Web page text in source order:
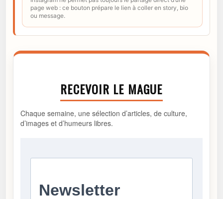
page web : ce bouton prépare le lien à coller en story, bio
ou message.
RECEVOIR LE MAGUE
Chaque semaine, une sélection d’articles, de culture,
d’images et d’humeurs libres.